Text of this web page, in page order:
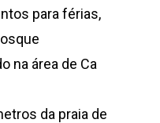
para férias,
na área de Ca
da praia de